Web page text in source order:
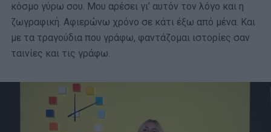
κόσμο γύρω σου. Μου αρέσει γι’ αυτόν τον λόγο και η
ζωγραφική. Αφιερώνω χρόνο σε κάτι έξω από μένα. Και
με τα τραγούδια που γράφω, φαντάζομαι ιστορίες σαν
ταινίες και τις γράφω.